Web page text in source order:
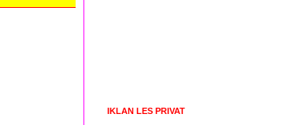
IKLAN LES PRIVAT